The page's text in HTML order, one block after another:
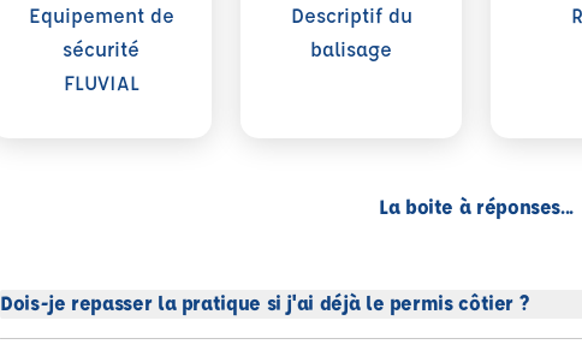
Equipement de
sécurité
FLUVIAL
Descriptif du
balisage
La boite à réponses...
Dois-je repasser la pratique si j'ai déjà le permis côtier ?